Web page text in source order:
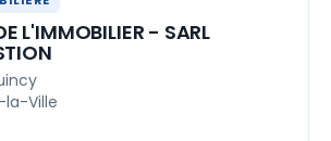
L'IMMOBILIER - SARL
la-Ville